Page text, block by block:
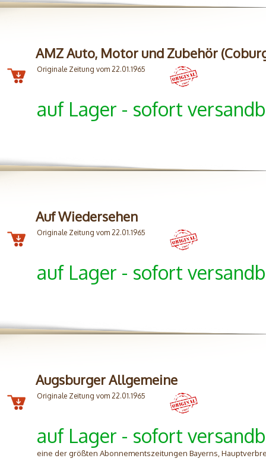
AMZ Auto, Motor und Zubehör
Originale Zeitung vom 22.01.1965
auf Lager - sofort
Auf Wiedersehen
Originale Zeitung vom 22.01.1965
auf Lager - sofort
Augsburger Allgemeine
Originale Zeitung vom 22.01.1965
auf Lager - sofort
eine der größten Abonnementszeitungen Bayerns,